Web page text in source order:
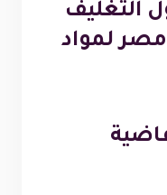
التغليف
رقم#1 في مصر لمواد